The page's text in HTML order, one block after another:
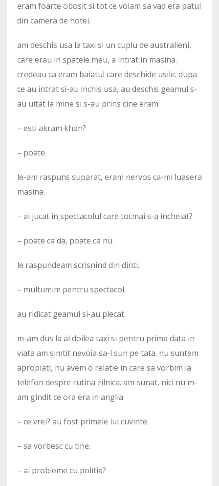
eram foarte obosit si tot ce voiam sa vad era patul
din camera de hotel.
am deschis usa la taxi si un cuplu de australieni,
care erau in spatele meu, a intrat in masina.
credeau ca eram baiatul care deschide usile. dupa
ce au intrat si-au inchis usa, au deschis geamul s-
au uitat la mine si s-au prins cine eram:
– esti akram khan?
– poate.
le-am raspuns suparat, eram nervos ca-mi luasera
masina.
– ai jucat in spectacolul care tocmai s-a incheiat?
– poate ca da, poate ca nu.
le raspundeam scrisnind din dinti.
– multumim pentru spectacol.
au ridicat geamul si-au plecat.
m-am dus la al doilea taxi si pentru prima data in
viata am simtit nevoia sa-l sun pe tata. nu suntem
apropiati, nu avem o relatie in care sa vorbim la
telefon despre rutina zilnica. am sunat, nici nu m-
am gindit ce ora era in anglia:
– ce vrei? au fost primele lui cuvinte.
– sa vorbesc cu tine.
– ai probleme cu politia?